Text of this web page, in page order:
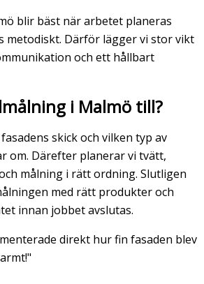
blir bäst när arbetet planeras
metodiskt. Därför lägger vi stor vikt
och ett hållbart
i Malmö till?
skick och vilken typ av
om. Därefter planerar vi tvätt,
målning i rätt ordning. Slutligen
med rätt produkter och
innan jobbet avslutas.
direkt hur fin fasaden blev